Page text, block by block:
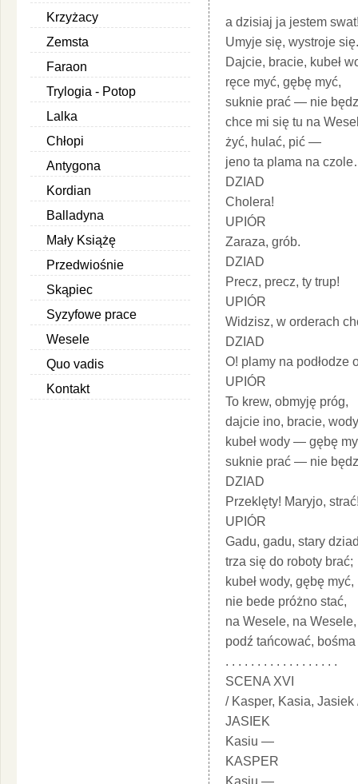
Krzyżacy
Zemsta
Faraon
Trylogia - Potop
Lalka
Chłopi
Antygona
Kordian
Balladyna
Mały Książę
Przedwiośnie
Skąpiec
Syzyfowe prace
Wesele
Quo vadis
Kontakt
a dzisiaj ja jestem
Umyje się, wystroje się.
Dajcie, bracie, kubeł
ręce myć, gębę myć,
suknie prać — nie
chce mi się tu na
żyć, hulać, pić —
jeno ta plama na
DZIAD
Cholera!
UPIÓR
Zaraza, grób.
DZIAD
Precz, precz, ty trup!
UPIÓR
Widzisz, w orderach
DZIAD
O! plamy na podłodze
UPIÓR
To krew, obmyję próg,
dajcie ino, bracie,
kubeł wody — gębę
suknie prać — nie
DZIAD
Przeklęty! Maryjo,
UPIÓR
Gadu, gadu, stary
trza się do roboty brać;
kubeł wody, gębę myć,
nie bede próżno stać,
na Wesele, na Wesele,
podź tańcować, bośma
. . . . . . . . . . . . . . . . . .
SCENA XVI
/ Kasper, Kasia, Jasiek
JASIEK
Kasiu —
KASPER
Kasiu —